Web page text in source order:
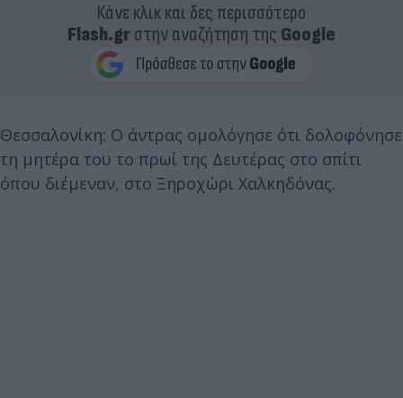
Κάνε κλικ και δες περισσότερο
Flash.grστην αναζήτηση της Google
Θεσσαλονίκη: Ο άντρας ομολόγησε ότι δολοφόνησε
τη μητέρα του το πρωί της Δευτέρας στο σπίτι
όπου διέμεναν, στο Ξηροχώρι Χαλκηδόνας.